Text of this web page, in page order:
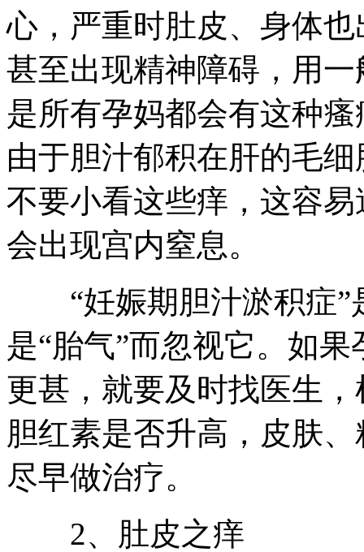
心，严重时肚皮、身体
甚至出现精神障碍，用
是所有孕妈都会有这种
由于胆汁郁积在肝的毛
不要小看这些痒，这容
会出现宫内窒息。
“妊娠期胆汁淤积症”
是“胎气”而忽视它。如
更甚，就要及时找医生
胆红素是否升高，皮肤
尽早做治疗。
2、肚皮之痒